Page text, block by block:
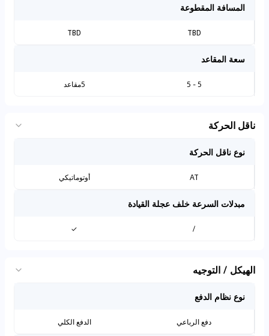
المسافة المقطوعة
TBD
TBD
سعة المقاعد
5 - 5 5مقاعد
ناقل الحركة
نوع ناقل الحركة
AT أوتوماتيكي
مبدلات السرعة خلف عجلة القيادة
/
✓
الهيكل / التوجيه
نوع نظام الدفع
دفع الرباعي الدفع الكلي